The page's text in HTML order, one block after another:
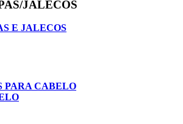
JALECOS
E JALECOS
PARA CABELO